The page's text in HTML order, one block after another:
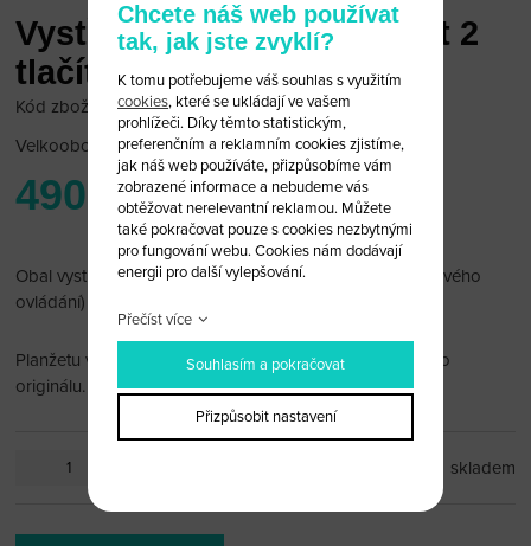
Vystřelovací klíč Chevrolet 2
tlačítka (obal)
Kód zboží: Chevrolet B25
Velkoobchodní cena:po přihlášení
490 Kč
Obal vystřelovacího klíče Chevrolet 2 tlačítka (bez dálkového
ovládání)
Planžetu vám po dohodě rádi vyfrézujeme podle vašeho
originálu.
skladem
Chcete náš web používat
tak, jak jste zvyklí?
K tomu potřebujeme váš souhlas s využitím
cookies, které se ukládají ve vašem
prohlížeči. Díky těmto statistickým,
preferenčním a reklamním cookies zjistíme,
jak náš web používáte, přizpůsobíme vám
zobrazené informace a nebudeme vás
obtěžovat nerelevantní reklamou. Můžete
také pokračovat pouze s cookies nezbytnými
pro fungování webu. Cookies nám dodávají
energii pro další vylepšování.
Přečíst více
Souhlasím a pokračovat
Přizpůsobit nastavení